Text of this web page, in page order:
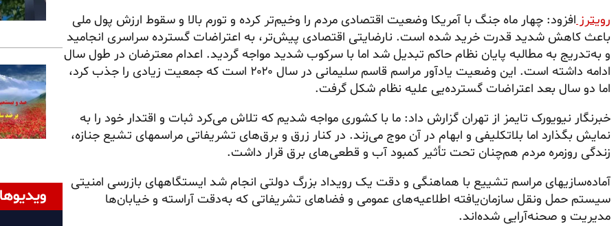
رویترزافزود: چهار ماه جنگ با آمریکا وضعیت اقتصادی مردم را وخیم‌تر کرده و تورم بالا و سقوط ارزش پول ملی
باعث کاهش شدید قدرت خرید شده است. نارضایتی اقتصادی پیش‌تر، به اعتراضات گسترده سراسری انجامید
و به‌تدریج به مطالبه پایان نظام حاکم تبدیل شد اما با سرکوب شدید مواجه گردید. اعدام معترضان در طول سال
ادامه داشته است. این وضعیت یادآور مراسم قاسم سلیمانی در سال ۲۰۲۰ است که جمعیت زیادی را جذب کرد،
اما دو سال بعد اعتراضات گسترده‌یی علیه نظام شکل گرفت.
خبرنگار نیویورک تایمز از تهران گزارش داد: ما با کشوری مواجه شدیم که تلاش می‌کرد ثبات و اقتدار خود را به
نمایش بگذارد اما بلاتکلیفی و ابهام در آن موج می‌زند. در کنار زرق و برق‌های تشریفاتی مراسمهای تشیع جنازه،
زندگی روزمره مردم هم‌چنان تحت تأثیر کمبود آب و قطعی‌های برق قرار داشت.
آماده‌سازیهای مراسم تشییع با هماهنگی و دقت یک رویداد بزرگ دولتی انجام شد ایستگاههای بازرسی امنیتی
سیستم حمل ونقل سازمان‌یافته اطلاعیه‌های عمومی و فضاهای تشریفاتی که به‌دقت آراسته و خیابان‌ها
مدیریت و صحنه‌آرایی شده‌اند.